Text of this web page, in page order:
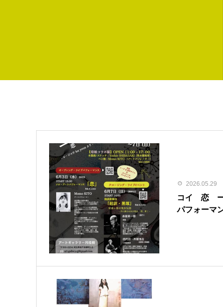
2026.05.29
コイ 恋 ー
パフォーマ